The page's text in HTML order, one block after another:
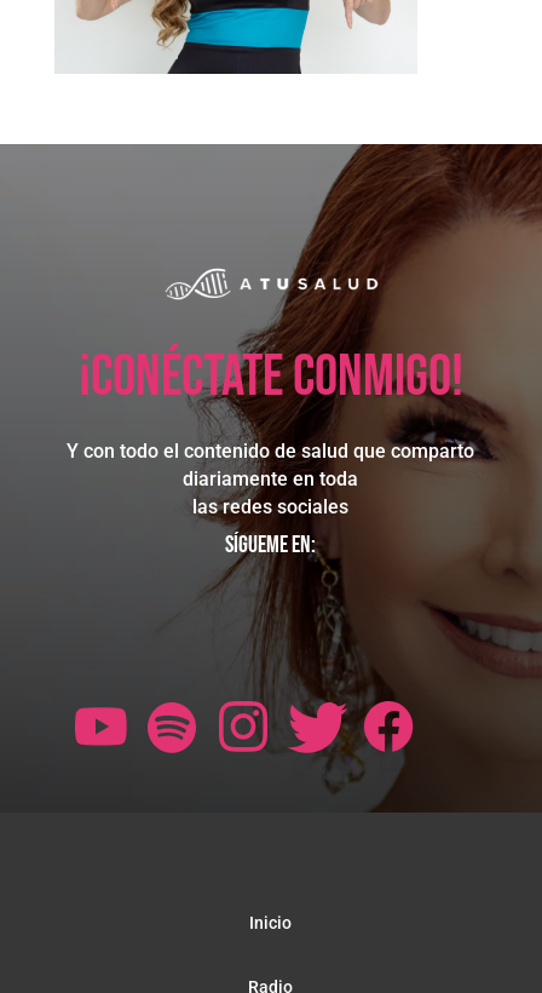
¡Conéctate conmigo!
Y con todo el contenido de salud que comparto
diariamente en toda
las redes sociales
Sígueme en:
Inicio
Radio